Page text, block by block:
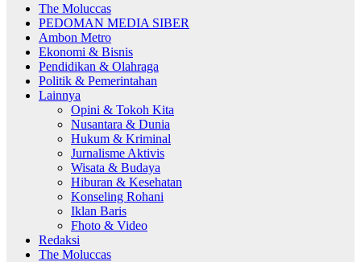
The Moluccas
PEDOMAN MEDIA SIBER
Ambon Metro
Ekonomi & Bisnis
Pendidikan & Olahraga
Politik & Pemerintahan
Lainnya
Opini & Tokoh Kita
Nusantara & Dunia
Hukum & Kriminal
Jurnalisme Aktivis
Wisata & Budaya
Hiburan & Kesehatan
Konseling Rohani
Iklan Baris
Fhoto & Video
Redaksi
The Moluccas